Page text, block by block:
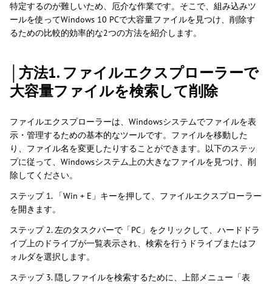
特定するのが難しいため、厄介な作業です。そこで、組み込みツ
ールを使ってWindows 10 PCで大容量ファイルを見つけ、削除す
るための比較的効率的な2つの方法を紹介します。
│方法1. ファイルエクスプローラーで
大容量ファイルを検索して削除
ファイルエクスプローラーは、Windowsシステムでファイルを表
示・管理するための基本的なツールです。ファイルを移動した
り、ファイル名を変更したりすることができます。以下のステッ
プに従って、Windowsシステム上の大きなファイルを見つけ、削
除してください。
ステップ 1. 「Win + E」キーを押して、ファイルエクスプローラー
を開きます。
ステップ 2. 左のタスクバーで「PC」をクリックして、ハードドラ
イブ上のドライブが一覧表示され、検索を行うドライブまたはフ
ォルダを選択します。
ステップ 3. 隠しファイルを検索するために、上部メニュー「表